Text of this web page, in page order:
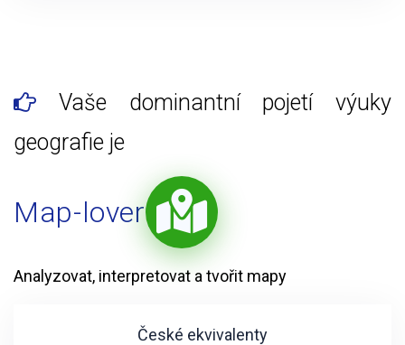
Vaše dominantní pojetí výuky
geografie je
Map-lover
Analyzovat, interpretovat a tvořit mapy
České ekvivalenty